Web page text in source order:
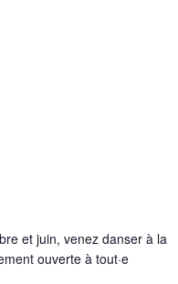
et juin, venez danser à la
ouverte à tout·e